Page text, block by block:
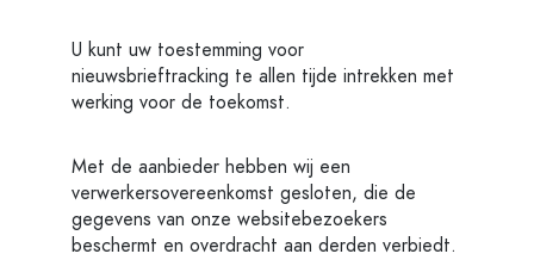
U kunt uw toestemming voor
nieuwsbrieftracking te allen tijde intrekken met
werking voor de toekomst.
Met de aanbieder hebben wij een
verwerkersovereenkomst gesloten, die de
gegevens van onze websitebezoekers
beschermt en overdracht aan derden verbiedt.